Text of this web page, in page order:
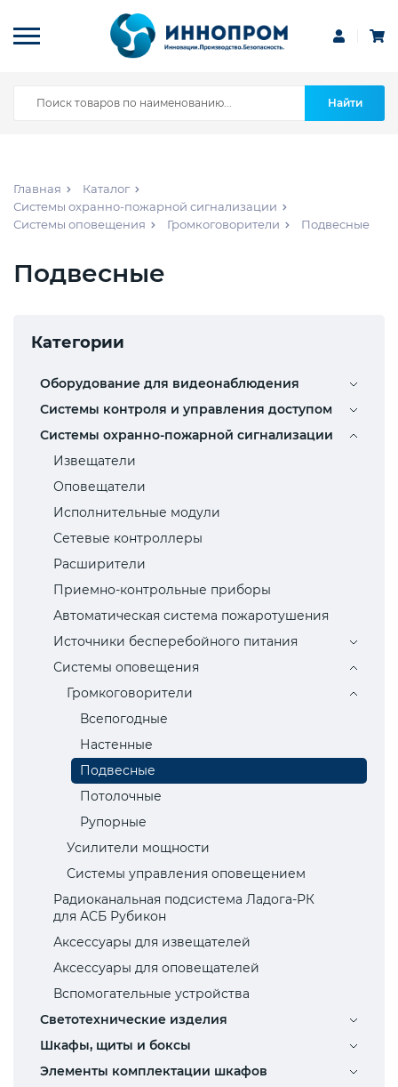
Найти
Главная
Каталог
Системы охранно-пожарной сигнализации
Системы оповещения
Громкоговорители Подвесные
Подвесные
Категории
Оборудование для видеонаблюдения
Системы контроля и управления доступом
Системы охранно-пожарной сигнализации
Извещатели
Оповещатели
Исполнительные модули
Сетевые контроллеры
Расширители
Приемно-контрольные приборы
Автоматическая система пожаротушения
Источники бесперебойного питания
Системы оповещения
Громкоговорители
Всепогодные
Настенные
Подвесные
Потолочные
Рупорные
Усилители мощности
Системы управления оповещением
Радиоканальная подсистема Ладога-РК
для АСБ Рубикон
Аксессуары для извещателей
Аксессуары для оповещателей
Вспомогательные устройства
Светотехнические изделия
Шкафы, щиты и боксы
Элементы комплектации шкафов